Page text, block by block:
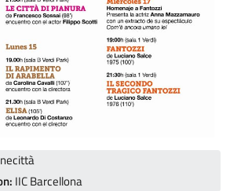
IIC Barcellona